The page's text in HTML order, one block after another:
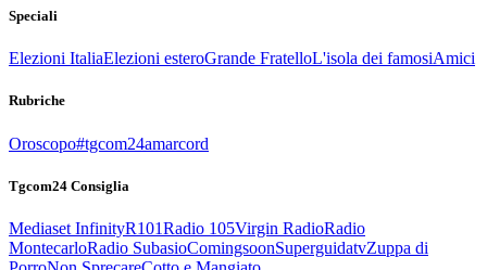
Speciali
Elezioni ItaliaElezioni esteroGrande FratelloL'isola dei famosiAmici
Rubriche
Oroscopo#tgcom24amarcord
Tgcom24 Consiglia
Mediaset InfinityR101Radio 105Virgin RadioRadio
MontecarloRadio SubasioComingsoonSuperguidatvZuppa di